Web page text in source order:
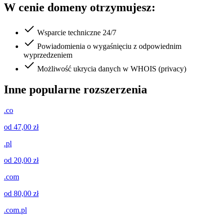
W cenie domeny otrzymujesz:
Wsparcie techniczne 24/7
Powiadomienia o wygaśnięciu z odpowiednim
wyprzedzeniem
Możliwość ukrycia danych w WHOIS (privacy)
Inne popularne rozszerzenia
.co
od 47,00 zł
.pl
od 20,00 zł
.com
od 80,00 zł
.com.pl